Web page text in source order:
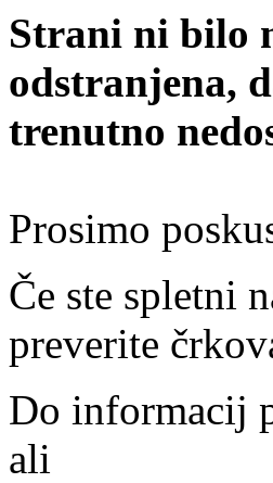
Strani ni bilo
odstranjena,
trenutno
Prosimo
Če ste spletni
preverite
Do informacij
ali